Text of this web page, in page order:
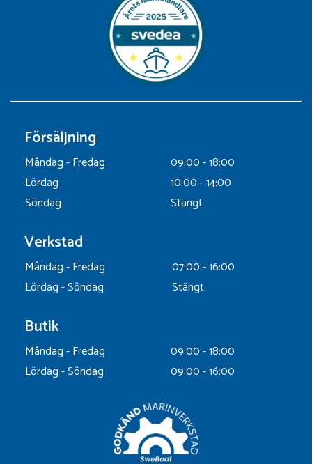
Försäljning
Måndag - Fredag
09:00 - 18:00
Lördag
10:00 - 14:00
Söndag
Stängt
Verkstad
Måndag - Fredag
07:00 - 16:00
Lördag - Söndag
Stängt
Butik
Måndag - Fredag
09:00 - 18:00
Lördag - Söndag
09:00 - 16:00